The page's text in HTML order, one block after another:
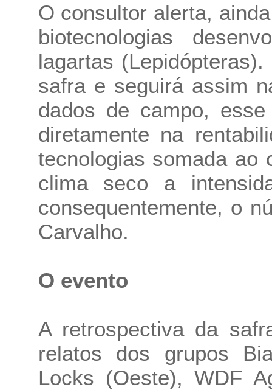
O consultor alerta,
biotecnologias
lagartas
safra e seguirá assim
dados de campo,
diretamente na
tecnologias somada
clima seco a
consequentemente, o
Carvalho.
O evento
A retrospectiva da
relatos dos grupos
Locks (Oeste), WDF